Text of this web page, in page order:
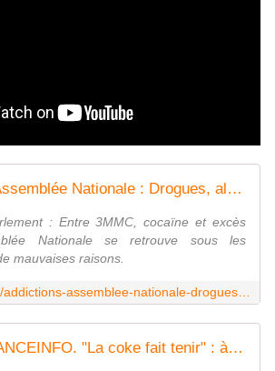
Addictions à l'Assemblée Nationale : Drogues, alcool et scandales au cœur du Parlement Français
: Entre 3MMC, cocaïne et excès
Nationale se retrouve sous les
mauvaises raisons.
ENQUÊTE FRANCEINFO. "La coke fait tenir" : à l'Assemblée nationale, "le tabou" de la consommation de drogue